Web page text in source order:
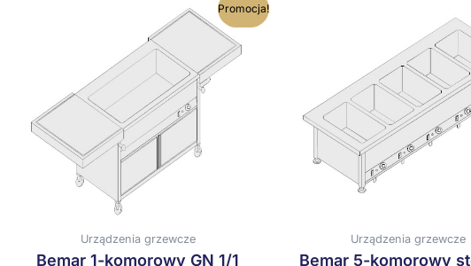
Promocja!
Urządzenia grzewcze
Bemar 1-komorowy GN 1/1
produkt
wiele
wariantów.
Opcje
można
na
stronie
Urządzenia grzewcze
Bemar 5-komorowy